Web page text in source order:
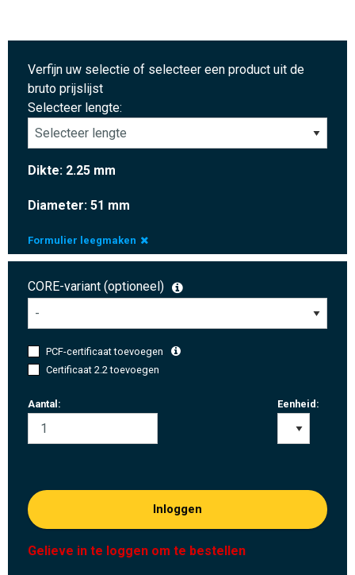
Verfijn uw selectie of selecteer een product uit de
bruto prijslijst
Selecteer lengte:
Dikte: 2.25 mm
Diameter: 51 mm
Formulier leegmaken
CORE-variant (optioneel)
PCF-certificaat toevoegen
Certificaat 2.2 toevoegen
Aantal: Eenheid:
Inloggen
Gelieve in te loggen om te bestellen